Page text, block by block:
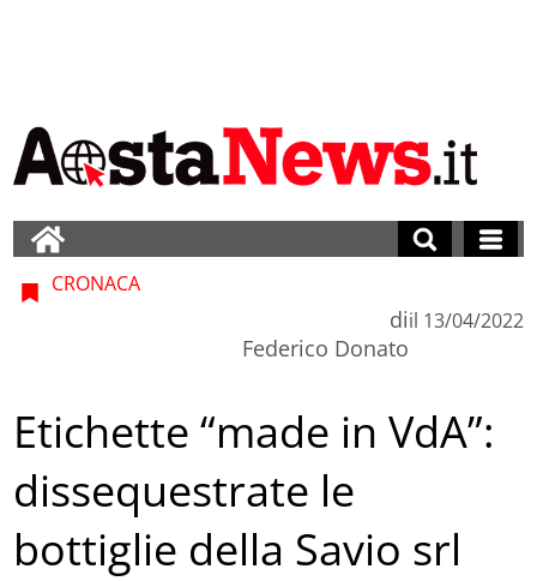
CRONACA
di
Federico Donato
il 13/04/2022
Etichette “made in VdA”:
dissequestrate le
bottiglie della Savio srl